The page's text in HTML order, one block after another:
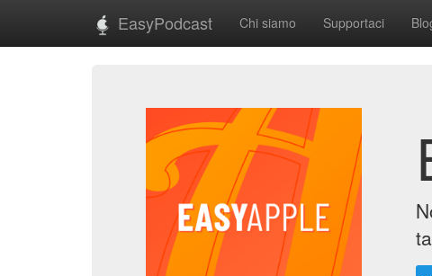
EasyPodcast Chi siamo Supportaci